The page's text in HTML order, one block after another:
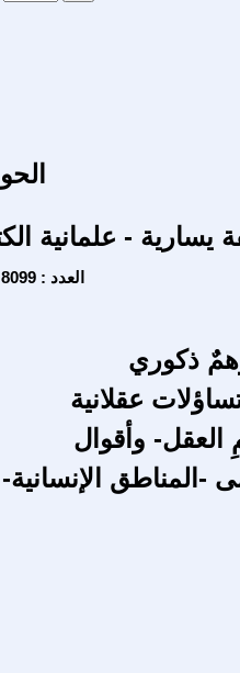
يسارية - علمانية
Friday - 9/13/2024 - العدد : 8099
ذكوري
عقلانية
وأقوال
-المناطق